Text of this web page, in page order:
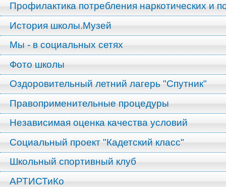
Профилактика потребления наркотических и
История школы.Музей
Мы - в социальных сетях
Фото школы
Оздоровительный летний лагерь "Спутник"
Правоприменительные процедуры
Независимая оценка качества условий
Социальный проект "Кадетский класс"
Школьный спортивный клуб
АРТИСТиКо